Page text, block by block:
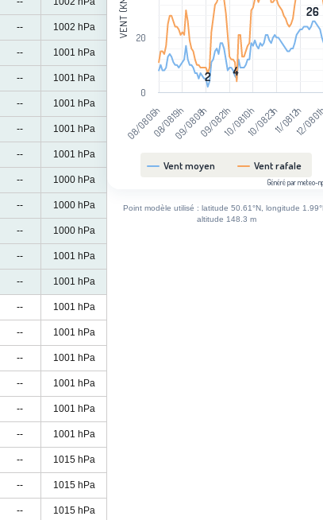
-- 1002 hPa
-- 1001 hPa
-- 1001 hPa
-- 1001 hPa
-- 1001 hPa
-- 1001 hPa
-- 1000 hPa
-- 1000 hPa
-- 1000 hPa
-- 1001 hPa
-- 1001 hPa
-- 1001 hPa
-- 1001 hPa
-- 1001 hPa
-- 1001 hPa
-- 1001 hPa
-- 1001 hPa
-- 1015 hPa
-- 1015 hPa
-- 1015 hPa
2
2
26
26
4
4
Vent moyen Vent rafale
08/08 06h08/08 19h09/08 08h09/08 21h10/08 10h10/08 23h11/08 12h12/08
0
20
Généré par meteo-
Point modèle utilisé : latitude 50.61°N, longitude
altitude 148.3 m